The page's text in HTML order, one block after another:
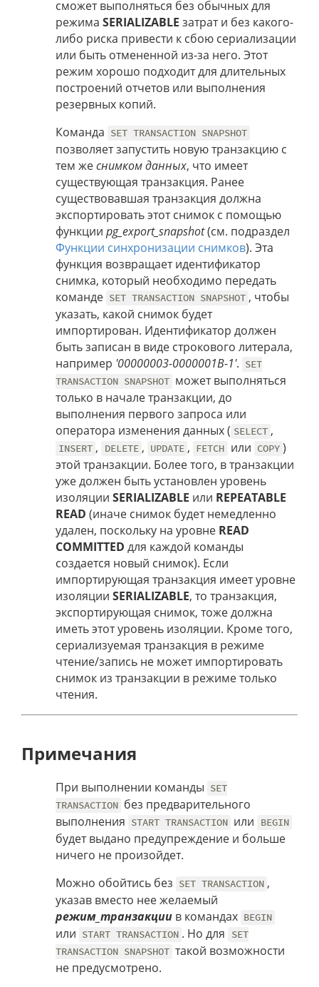
сможет выполняться без обычных для
режима SERIALIZABLE затрат и без какого-
либо риска привести к сбою сериализации
или быть отмененной из-за него. Этот
режим хорошо подходит для длительных
построений отчетов или выполнения
резервных копий.
Команда SET TRANSACTION SNAPSHOT
позволяет запустить новую транзакцию с
тем жеснимком данных, что имеет
существующая транзакция. Ранее
существовавшая транзакция должна
экспортировать этот снимок с помощью
функции pg_export_snapshot(см. подраздел
Функции синхронизации снимков). Эта
функция возвращает идентификатор
снимка, который необходимо передать
команде SET TRANSACTION SNAPSHOT , чтобы
указать, какой снимок будет
импортирован. Идентификатор должен
быть записан в виде строкового литерала,
например '00000003-0000001B-1'. SET
TRANSACTION SNAPSHOT может выполняться
только в начале транзакции, до
выполнения первого запроса или
оператора изменения данных ( SELECT ,
INSERT , DELETE , UPDATE , FETCH или COPY )
этой транзакции. Более того, в транзакции
уже должен быть установлен уровень
изоляции SERIALIZABLE или REPEATABLE
READ (иначе снимок будет немедленно
удален, поскольку на уровне READ
COMMITTED для каждой команды
создается новый снимок). Если
импортирующая транзакция имеет уровне
изоляции SERIALIZABLE, то транзакция,
экспортирующая снимок, тоже должна
иметь этот уровень изоляции. Кроме того,
сериализуемая транзакция в режиме
чтение/запись не может импортировать
снимок из транзакции в режиме только
чтения.
Примечания
При выполнении команды SET
TRANSACTION без предварительного
выполнения START TRANSACTION или BEGIN
будет выдано предупреждение и больше
ничего не произойдет.
Можно обойтись без SET TRANSACTION ,
указав вместо нее желаемый
режим_транзакции в командах BEGIN
или START TRANSACTION . Но для
SET
TRANSACTION SNAPSHOT такой возможности
не предусмотрено.